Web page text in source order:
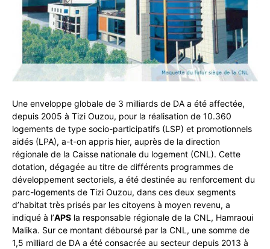
Une enveloppe globale de 3 milliards de DA a été affectée,
depuis 2005 à Tizi Ouzou, pour la réalisation de 10.360
logements de type socio-participatifs (LSP) et promotionnels
aidés (LPA), a-t-on appris hier, auprès de la direction
régionale de la Caisse nationale du logement (CNL). Cette
dotation, dégagée au titre de différents programmes de
développement sectoriels, a été destinée au renforcement du
parc-logements de Tizi Ouzou, dans ces deux segments
d’habitat très prisés par les citoyens à moyen revenu, a
indiqué à l’APS la responsable régionale de la CNL, Hamraoui
Malika. Sur ce montant déboursé par la CNL, une somme de
1,5 milliard de DA a été consacrée au secteur depuis 2013 à